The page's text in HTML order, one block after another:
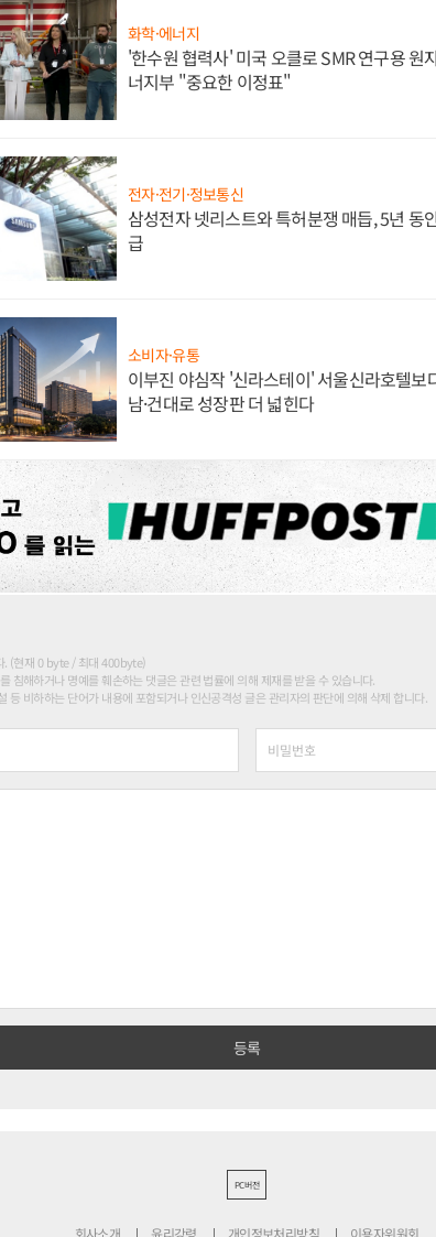
화학·에너지
'한수원 협력사' 미국 오클로 SMR 연구용 원
너지부 "중요한 이정표"
전자·전기·정보통신
삼성전자 넷리스트와 특허분쟁 매듭, 5년 동
급
소비자·유통
이부진 야심작 '신라스테이' 서울신라호텔보
남·건대로 성장판 더 넓힌다
. (현재 0 byte / 최대 400byte)
침해하거나 명예를 훼손하는 댓글은 관련 법률에 의해 제재를 받을 수 있습니다.
등 비하하는 단어가 내용에 포함되거나 인신공격성 글은 관리자의 판단에 의해 삭제 합니다.
PC버전
회사소개 윤리강령 개인정보처리방침 이용자위원회